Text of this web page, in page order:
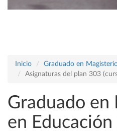
Inicio
Graduado en
Asignaturas del plan 303
Graduado en
en